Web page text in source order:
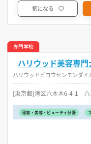
気になる
専門学校
ハリウッド美容専
ハリウッドビヨウセンモンダイ
[東京都]港区六本木6-4-1 六
理容・美容・ビューティ分野